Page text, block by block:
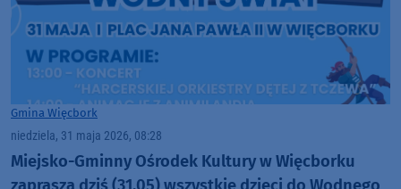
Gmina Więcbork
niedziela, 31 maja 2026, 08:28
Miejsko-Gminny Ośrodek Kultury w Więcborku